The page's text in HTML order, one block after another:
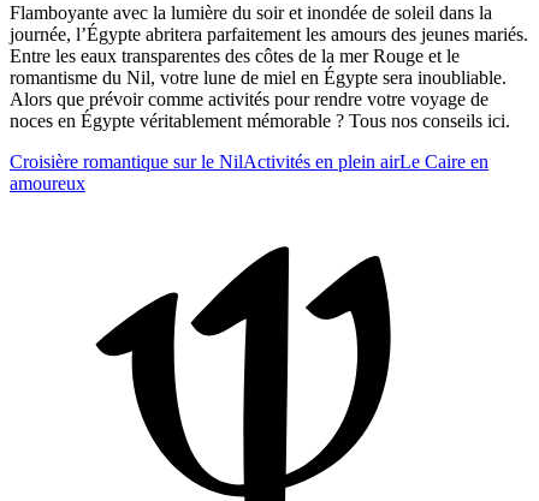
Flamboyante avec la lumière du soir et inondée de soleil dans la
journée, l’Égypte abritera parfaitement les amours des jeunes mariés.
Entre les eaux transparentes des côtes de la mer Rouge et le
romantisme du Nil, votre lune de miel en Égypte sera inoubliable.
Alors que prévoir comme activités pour rendre votre voyage de
noces en Égypte véritablement mémorable ? Tous nos conseils ici.
Croisière romantique sur le NilActivités en plein airLe Caire en
amoureux